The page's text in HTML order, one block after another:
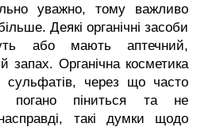
уважно, тому важливо
Деякі органічні засоби
або мають аптечний,
запах. Органічна косметика
сульфатів, через що часто
погано піниться та не
такі думки щодо